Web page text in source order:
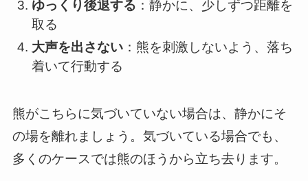
ゆっくり後退する ：静かに、少しずつ距離を
取る
大声を出さない ：熊を刺激しないよう、落ち
着いて行動する
熊がこちらに気づいていない場合は、静かにそ
の場を離れましょう。気づいている場合でも、
多くのケースでは熊のほうから立ち去ります。